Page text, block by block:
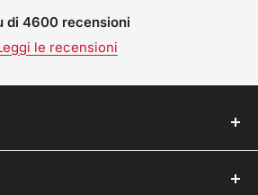
di 4600 recensioni
le recensioni
160 - 22076 Mozzate (CO)